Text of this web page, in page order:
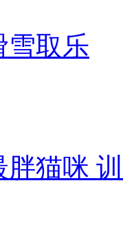
雪取乐
猫咪